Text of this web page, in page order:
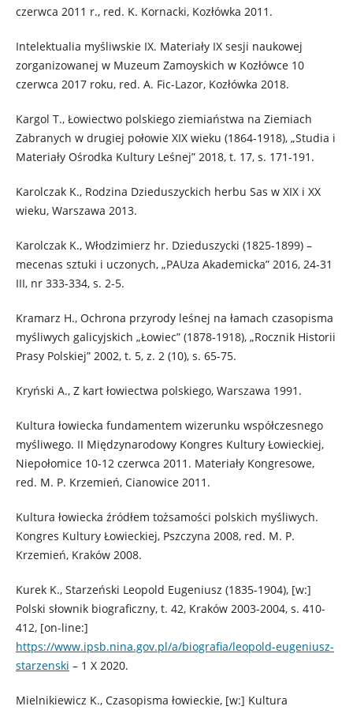
czerwca 2011 r., red. K. Kornacki, Kozłówka 2011.
Intelektualia myśliwskie IX. Materiały IX sesji naukowej
zorganizowanej w Muzeum Zamoyskich w Kozłówce 10
czerwca 2017 roku, red. A. Fic-Lazor, Kozłówka 2018.
Kargol T., Łowiectwo polskiego ziemiaństwa na Ziemiach
Zabranych w drugiej połowie XIX wieku (1864-1918), „Studia i
Materiały Ośrodka Kultury Leśnej” 2018, t. 17, s. 171-191.
Karolczak K., Rodzina Dzieduszyckich herbu Sas w XIX i XX
wieku, Warszawa 2013.
Karolczak K., Włodzimierz hr. Dzieduszycki (1825-1899) –
mecenas sztuki i uczonych, „PAUza Akademicka” 2016, 24-31
III, nr 333-334, s. 2-5.
Kramarz H., Ochrona przyrody leśnej na łamach czasopisma
myśliwych galicyjskich „Łowiec” (1878-1918), „Rocznik Historii
Prasy Polskiej” 2002, t. 5, z. 2 (10), s. 65-75.
Kryński A., Z kart łowiectwa polskiego, Warszawa 1991.
Kultura łowiecka fundamentem wizerunku współczesnego
myśliwego. II Międzynarodowy Kongres Kultury Łowieckiej,
Niepołomice 10-12 czerwca 2011. Materiały Kongresowe,
red. M. P. Krzemień, Cianowice 2011.
Kultura łowiecka źródłem tożsamości polskich myśliwych.
Kongres Kultury Łowieckiej, Pszczyna 2008, red. M. P.
Krzemień, Kraków 2008.
Kurek K., Starzeński Leopold Eugeniusz (1835-1904), [w:]
Polski słownik biograficzny, t. 42, Kraków 2003-2004, s. 410-
412, [on-line:]
https://www.ipsb.nina.gov.pl/a/biografia/leopold-eugeniusz-
starzenski – 1 X 2020.
Mielnikiewicz K., Czasopisma łowieckie, [w:] Kultura